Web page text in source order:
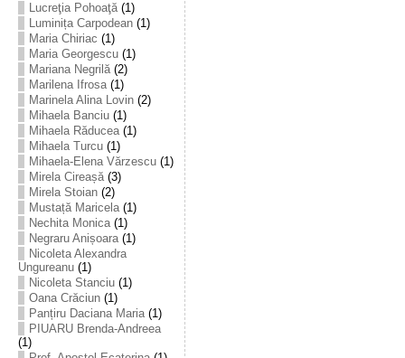
Lucreţia Pohoaţă(1)
Luminița Carpodean(1)
Maria Chiriac (1)
Maria Georgescu(1)
Mariana Negrilă(2)
Marilena Ifrosa(1)
Marinela Alina Lovin(2)
Mihaela Banciu(1)
Mihaela Răducea(1)
Mihaela Turcu(1)
Mihaela-Elena Vărzescu(1)
Mirela Cireașă(3)
Mirela Stoian(2)
Mustață Maricela(1)
Nechita Monica(1)
Negraru Anișoara(1)
Nicoleta Alexandra
Ungureanu(1)
Nicoleta Stanciu(1)
Oana Crăciun(1)
Panțiru Daciana Maria(1)
PIUARU Brenda-Andreea
(1)